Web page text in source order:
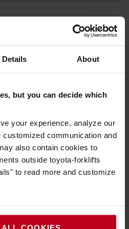
Details About
but you can decide which
your experience, analyze our
communication and
also contain cookies to
outside toyota-forklifts
to read more and customize
Certifiées Toyota
cookiesto watch this
video.